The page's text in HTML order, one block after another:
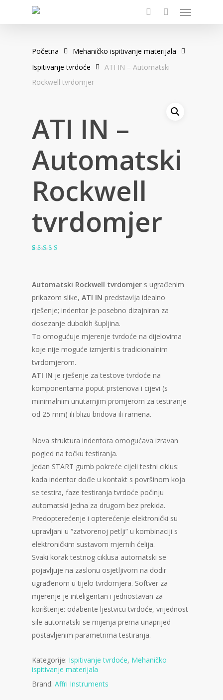
search
Menu
Početna
Mehaničko ispitivanje materijala
Ispitivanje tvrdoće
ATI IN – Automatski
Rockwell tvrdomjer
ATI IN –
Automatski
Rockwell
tvrdomjer
ukupno
5 (
korisnika)
Automatski Rockwell tvrdomjer s ugrađenim
prikazom slike, ATI IN predstavlja idealno
rješenje; indentor je posebno dizajniran za
dosezanje dubokih šupljina.
To omogućuje mjerenje tvrdoće na dijelovima
koje nije moguće izmjeriti s tradicionalnim
tvrdomjerom.
ATI IN je rješenje za testove tvrdoće na
komponentama poput prstenova i cijevi (s
minimalnim unutarnjim promjerom za testiranje
od 25 mm) ili blizu bridova ili ramena.
Nova struktura indentora omogućava izravan
pogled na točku testiranja.
Jedan START gumb pokreće cijeli testni ciklus:
kada indentor dođe u kontakt s površinom koja
se testira, faze testiranja tvrdoće počinju
automatski jedna za drugom bez prekida.
Predopterećenje i opterećenje elektronički su
upravljani u “zatvorenoj petlji” u kombinaciji s
elektroničkim sustavom mjernih ćelija.
Svaki korak testnog ciklusa automatski se
pojavljuje na zaslonu osjetljivom na dodir
ugrađenom u tijelo tvrdomjera. Softver za
mjerenje je inteligentan i jednostavan za
korištenje: odaberite ljestvicu tvrdoće, vrijednost
sile automatski se mijenja prema unaprijed
postavljenim parametrima testiranja.
Kategorije: Ispitivanje tvrdoće, Mehaničko
ispitivanje materijala
Brand: Affri Instruments